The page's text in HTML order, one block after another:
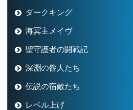
ダークキング
海冥主メイヴ
聖守護者の闘戦記
深淵の咎人たち
伝説の宿敵たち
レベル上げ